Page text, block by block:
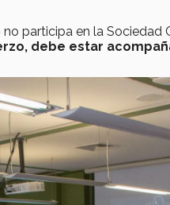
participa en la Sociedad
debe estar